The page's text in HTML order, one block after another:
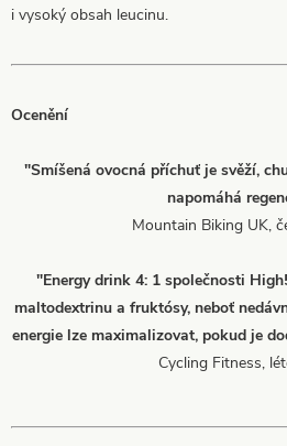
i vysoký obsah leucinu.
Ocenění
"Smíšená ovocná příchuť je svěží,
napomáhá
Mountain Biking UK,
"Energy drink 4: 1 společnosti
maltodextrinu a fruktósy, neboť
energie lze maximalizovat, pokud je
Cycling Fitness,